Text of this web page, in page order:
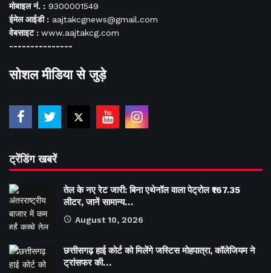
मोबाइल नं. : 9300001549
ईमेल आईडी : aajtakcgnews@gmail.com
वेबसाइट : www.aajtakcg.com
---------------
सोशल मीडिया से जुड़े
ट्रेंडिंग खबरें
तेल के नए रेट जारी: बिना एथेनॉल वाला पेट्रोल ₹167.35
लीटर, जानें सामान्य…
August 10, 2026
छत्तीसगढ़ हाई कोर्ट को मिलेंगे जस्टिस मोहपात्रा, कॉलेजियम ने
ट्रांसफर की…